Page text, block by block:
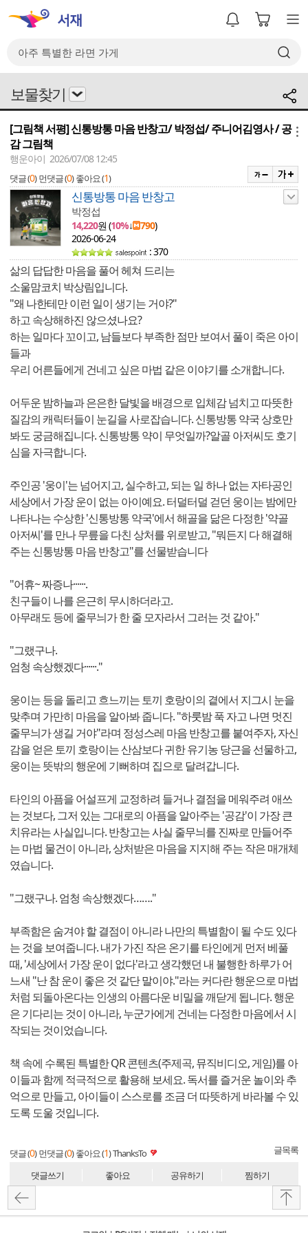
보물찾기
[그림책 서평] 신통방통 마음 반창고/ 박정섭/ 주니어김영사 / 공
감 그림책
행운아이 2026/07/08 12:45
댓글 (0) 먼댓글 (0) 좋아요 (1)
신통방통 마음 반창고
박정섭
14,220원 (10%↓ 790)
2026-06-24
: 370
삶의 답답한 마음을 풀어 헤쳐 드리는
소울맘코치 박상림입니다.
"왜 나한테만 이런 일이 생기는 거야?"
하고 속상해하진 않으셨나요?
하는 일마다 꼬이고, 남들보다 부족한 점만 보여서 풀이 죽은 아이
들과
우리 어른들에게 건네고 싶은 마법 같은 이야기를 소개합니다.
어두운 밤하늘과 은은한 달빛을 배경으로 입체감 넘치고 따뜻한
질감의 캐릭터들이 눈길을 사로잡습니다. 신통방통 약국 상호만
봐도 궁금해집니다. 신통방통 약이 무엇일까?알골 아저씨도 호기
심을 자극합니다.
주인공 '웅이'는 넘어지고, 실수하고, 되는 일 하나 없는 자타공인
세상에서 가장 운이 없는 아이예요. 터덜터덜 걷던 웅이는 밤에만
나타나는 수상한 '신통방통 약국'에서 해골을 닮은 다정한 '약골
아저씨'를 만나 무릎을 다친 상처를 위로받고, "뭐든지 다 해결해
주는 신통방통 마음 반창고"를 선물받습니다
"어휴~ 짜증나······.
친구들이 나를 은근히 무시하더라고.
아무래도 등에 줄무늬가 한 줄 모자라서 그러는 것 같아."
"그랬구나.
엄청 속상했겠다······."
웅이는 등을 돌리고 흐느끼는 토끼 호랑이의 곁에서 지그시 눈을
맞추며 가만히 마음을 알아봐 줍니다. "하룻밤 푹 자고 나면 멋진
줄무늬가 생길 거야"라며 정성스레 마음 반창고를 붙여주자, 자신
감을 얻은 토끼 호랑이는 산삼보다 귀한 유기농 당근을 선물하고,
웅이는 뜻밖의 행운에 기뻐하며 집으로 달려갑니다.
타인의 아픔을 어설프게 교정하려 들거나 결점을 메워주려 애쓰
는 것보다, 그저 있는 그대로의 아픔을 알아주는 '공감'이 가장 큰
치유라는 사실입니다. 반창고는 사실 줄무늬를 진짜로 만들어주
는 마법 물건이 아니라, 상처받은 마음을 지지해 주는 작은 매개체
였습니다.
"그랬구나. 엄청 속상했겠다……."
부족함은 숨겨야 할 결점이 아니라 나만의 특별함이 될 수도 있다
는 것을 보여줍니다. 내가 가진 작은 온기를 타인에게 먼저 베풀
때, '세상에서 가장 운이 없다'라고 생각했던 내 불행한 하루가 어
느새 "난 참 운이 좋은 것 같단 말이야."라는 커다란 행운으로 마법
처럼 되돌아온다는 인생의 아름다운 비밀을 깨닫게 됩니다. 행운
은 기다리는 것이 아니라, 누군가에게 건네는 다정한 마음에서 시
작되는 것이었습니다.
책 속에 수록된 특별한 QR 콘텐츠(주제곡, 뮤직비디오, 게임)를 아
이들과 함께 적극적으로 활용해 보세요. 독서를 즐거운 놀이와 추
억으로 만들고, 아이들이 스스로를 조금 더 따뜻하게 바라볼 수 있
도록 도울 것입니다.
댓글 (0) 먼댓글 (0) 좋아요 (1)ThanksTo 글목록
댓글쓰기 좋아요 공유하기 찜하기